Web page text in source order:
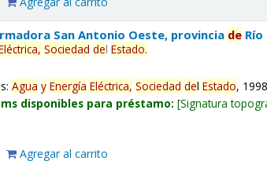
San Antonio Oeste, provincia de
Sociedad delEstado.
Agua y Energía Eléctrica, Sociedad delEstado, 1998
disponibles para préstamo: Signatura
Agregar al carrito